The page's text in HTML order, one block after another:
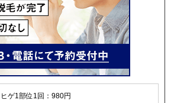
ヒゲ1部位1回：980円